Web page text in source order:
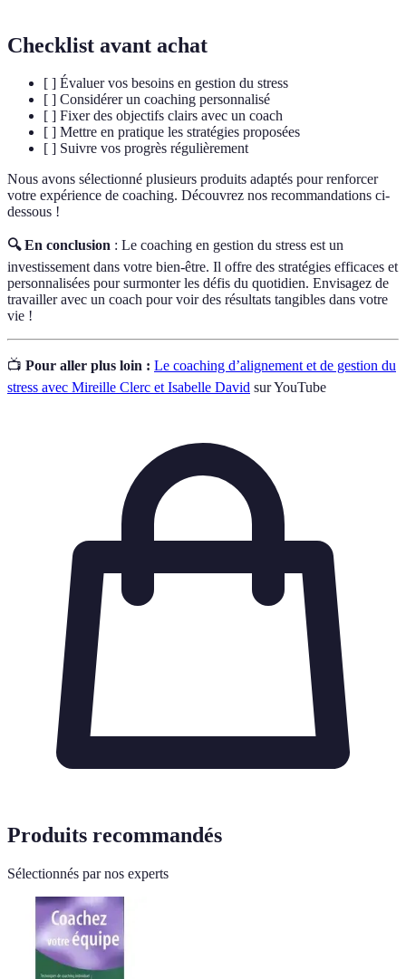
Checklist avant achat
[ ] Évaluer vos besoins en gestion du stress
[ ] Considérer un coaching personnalisé
[ ] Fixer des objectifs clairs avec un coach
[ ] Mettre en pratique les stratégies proposées
[ ] Suivre vos progrès régulièrement
Nous avons sélectionné plusieurs produits adaptés pour renforcer
votre expérience de coaching. Découvrez nos recommandations ci-
dessous !
🔍 En conclusion : Le coaching en gestion du stress est un
investissement dans votre bien-être. Il offre des stratégies efficaces et
personnalisées pour surmonter les défis du quotidien. Envisagez de
travailler avec un coach pour voir des résultats tangibles dans votre
vie !
📺 Pour aller plus loin : Le coaching d’alignement et de gestion du
stress avec Mireille Clerc et Isabelle David sur YouTube
Produits recommandés
Sélectionnés par nos experts